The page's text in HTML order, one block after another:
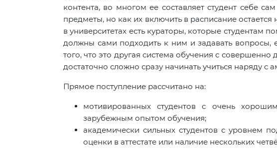
контента, во многом ее составляет студент себе
предметы, но как их включить в расписание остается
в университетах есть кураторы, которые студентам
должны сами подходить к ним и задавать вопросы,
того, что это другая система обучения с
достаточно сложно сразу начинать учиться наряду с
Прямое поступление рассчитано на:
мотивированных студентов с очень
зарубежным опытом обучения;
академически сильных студентов с уровнем
оценки в аттестате или наличие нескольких